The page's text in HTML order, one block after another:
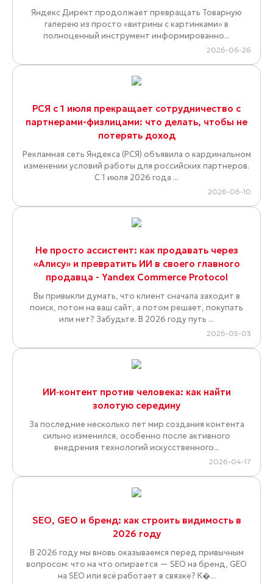
Яндекс Директ продолжает превращать Товарную
галерею из просто «витрины с картинками» в
полноценный инструмент информированно...
2026-06-26
РСЯ с 1 июля прекращает сотрудничество с
партнерами-физлицами: что делать, чтобы не
потерять доход
Рекламная сеть Яндекса (РСЯ) объявила о кардинальном
изменении условий работы для российских партнеров.
С 1 июля 2026 года ...
2026-06-10
Не просто ассистент: как продавать через
«Алису» и превратить ИИ в своего главного
продавца - Yandex Commerce Protocol
Вы привыкли думать, что клиент сначала заходит в
поиск, потом на ваш сайт, а потом решает, покупать
или нет? Забудьте. В 2026 году путь ...
2026-05-03
ИИ‑контент против человека: как найти
золотую середину
За последние несколько лет мир создания контента
сильно изменился, особенно после активного
внедрения технологий искусственного...
2026-04-17
SEO, GEO и бренд: как строить видимость в
2026 году
В 2026 году мы вновь оказываемся перед привычным
вопросом: что на что опирается — SEO на бренд, GEO
на SEO или всё работает в связке? К�...